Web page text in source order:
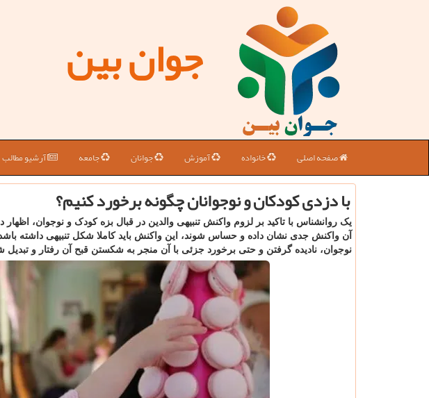
جوان بین
صفحه اصلی خانواده آموزش جوانان جامعه آرشیو مطالب
با دزدی كودكان و نوجوانان چگونه برخورد كنیم؟
یک روانشناس با تاکید بر لزوم واکنش تنبیهی والدین در قبال بزه کودک و نوجوان،
آن واکنش جدی نشان داده و حساس شوند، این واکنش باید کاملا شکل تنبیهی داشته
نوجوان، نادیده گرفتن و حتی برخورد جزئی با آن منجر به شکستن قبح آن رفتار و